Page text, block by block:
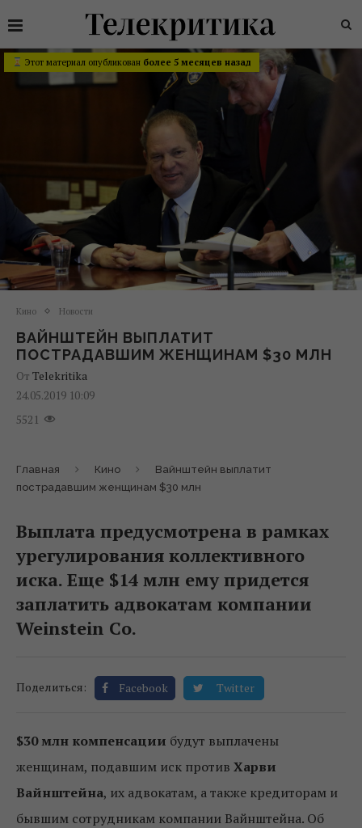
Этот материал опубликован более 5 месяцев назад
Кино Новости
ВАЙНШТЕЙН ВЫПЛАТИТ
ПОСТРАДАВШИМ ЖЕНЩИНАМ $30 МЛН
От Telekritika
24.05.2019 10:09
5521
Главная Кино
Вайнштейн выплатит
пострадавшим женщинам $30 млн
Выплата предусмотрена в рамках
урегулирования коллективного
иска. Еще $14 млн ему придется
заплатить адвокатам компании
Weinstein Co.
Поделиться: Facebook Twitter
$30 млн компенсации будут выплачены
женщинам, подавшим иск против Харви
Вайнштейна, их адвокатам, а также кредиторам и
бывшим сотрудникам компании Вайнштейна. Об